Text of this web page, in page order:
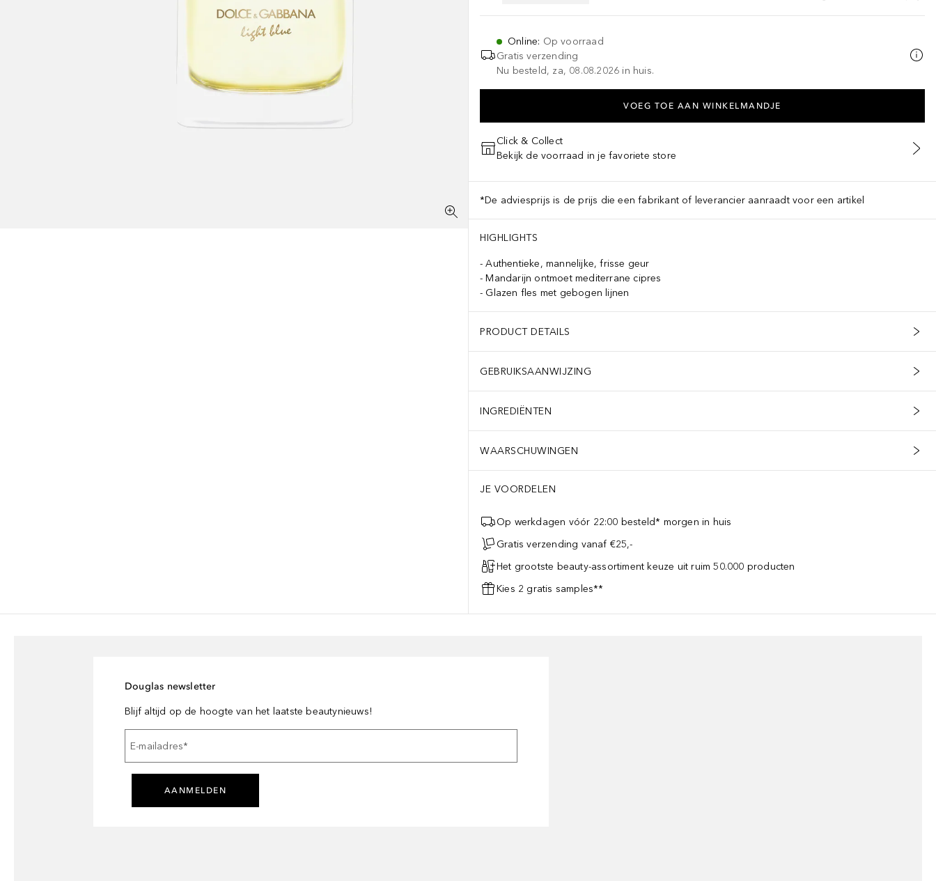
Online: Op voorraad
Gratis verzending
Nu besteld, za, 08.08.2026 in huis.
VOEG TOE AAN WINKELMANDJE
Click & Collect
Bekijk de voorraad in je favoriete store
*De adviesprijs is de prijs die een fabrikant of leverancier aanraadt voor een artikel
HIGHLIGHTS
Authentieke, mannelijke, frisse geur
Mandarijn ontmoet mediterrane cipres
Glazen fles met gebogen lijnen
PRODUCT DETAILS
GEBRUIKSAANWIJZING
INGREDIËNTEN
WAARSCHUWINGEN
JE VOORDELEN
Op werkdagen vóór 22:00 besteld* morgen in huis
Gratis verzending vanaf €25,-
Het grootste beauty-assortiment keuze uit ruim 50.000 producten
Kies 2 gratis samples**
Douglas newsletter
Blijf altijd op de hoogte van het laatste beautynieuws!
E-mailadres*
AANMELDEN